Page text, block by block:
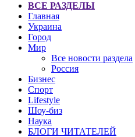
ВСЕ РАЗДЕЛЫ
Главная
Украина
Город
Мир
Все новости раздела
Россия
Бизнес
Спорт
Lifestyle
Шоу-биз
Наука
БЛОГИ ЧИТАТЕЛЕЙ